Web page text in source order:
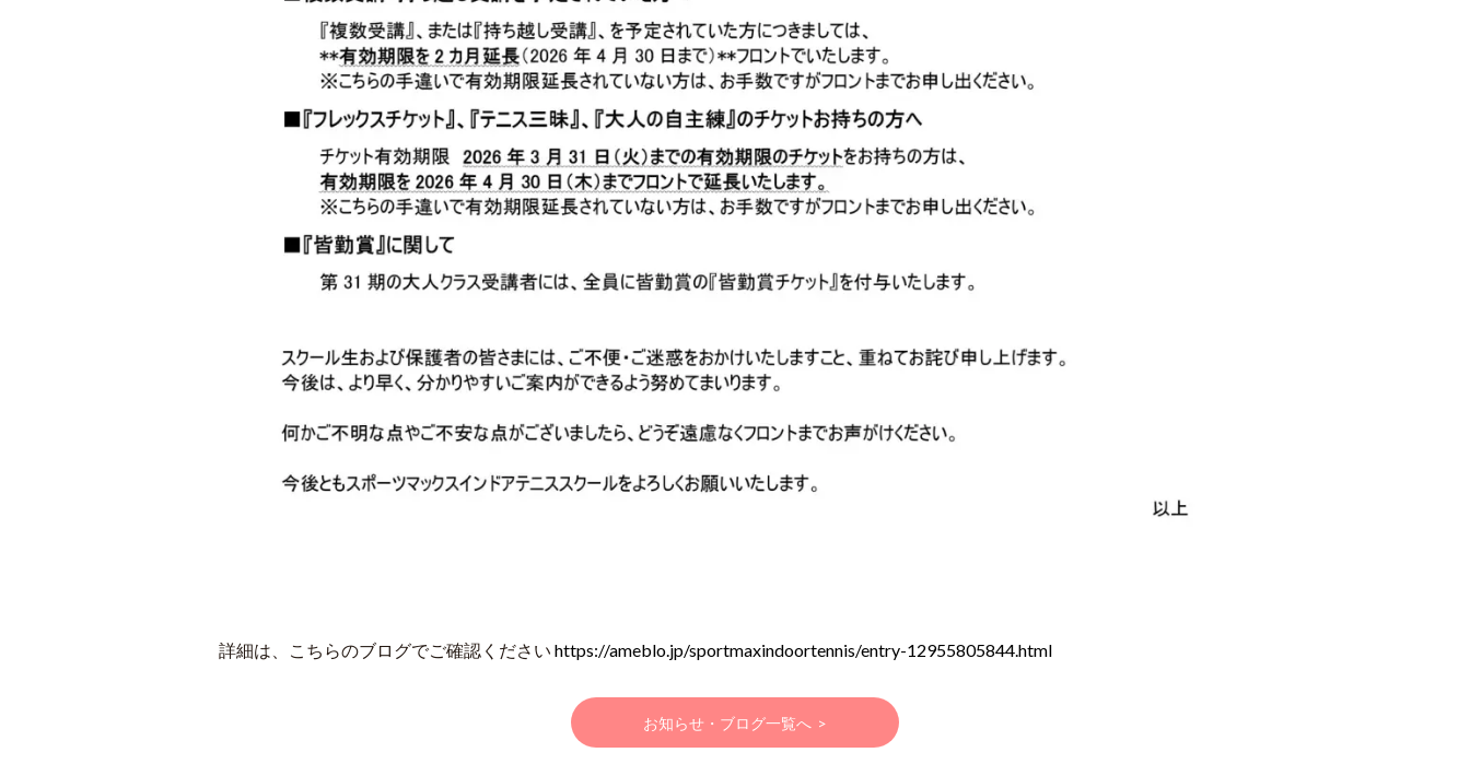
詳細は、こちらのブログでご確認ください https://ameblo.jp/sportmaxindoortennis/entry-12955805844.html
お知らせ・ブログ一覧へ >